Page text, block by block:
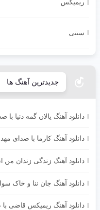
ریمیکس
سنتی
جدیدترین آهنگ ها
دانلود آهنگ یالان گمه دنیا
دانلود آهنگ کارما با صدای
دانلود آهنگ زندگی زندان
دانلود آهنگ جان ننا و خاک
دانلود آهنگ ریمیکس قاضی